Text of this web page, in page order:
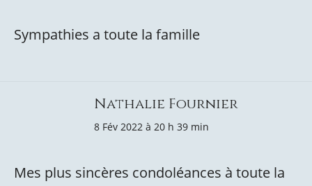
Sympathies a toute la famille
Nathalie Fournier
8 Fév 2022 à 20 h 39 min
Mes plus sincères condoléances à toute la